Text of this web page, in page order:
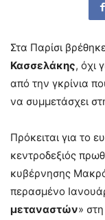
Στα Παρίσι
Κασσελάκης, όχι
από την γκρίνια
να συμμετάσχει
Πρόκειται για το
κεντροδεξιός
κυβέρνησης
περασμένο
μεταναστών»